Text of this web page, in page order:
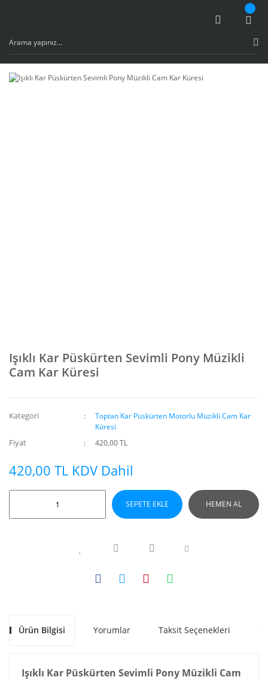
Işıklı Kar Püskürten Sevimli Pony Müzikli
Cam Kar Küresi
Kategori
Toptan Kar Püskürten Motorlu Müzikli Cam Kar
Küresi
Fiyat 420,00 TL
420,00 TL KDV Dahil
SEPETE EKLE HEMEN AL
Ürün Bilgisi Yorumlar Taksit Seçenekleri
Işıklı Kar Püskürten Sevimli Pony Müzikli Cam